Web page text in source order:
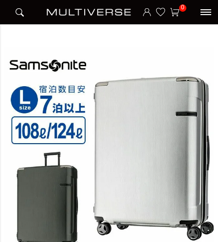
0
EVOA SPINNER 75 スーツケース Lサイズ エヴォア